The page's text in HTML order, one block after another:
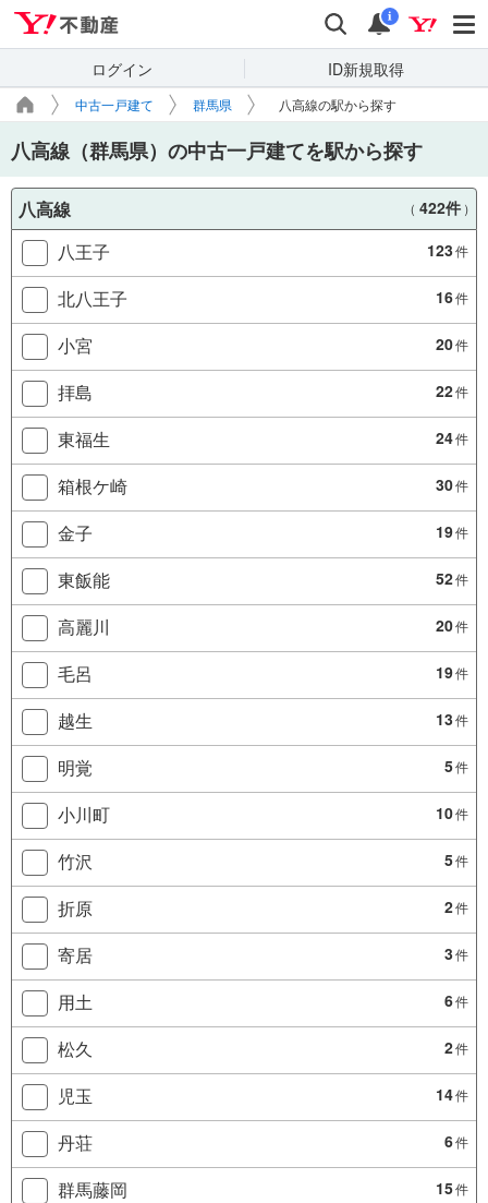
検索 通知
i
ログイン ID新規取得
中古一戸建て 群馬県 八高線の駅から探す
八高線（群馬県）の中古一戸建てを駅から探す
八高線 （ 422件 ）
八王子 123件
北八王子 16件
小宮 20件
拝島 22件
東福生 24件
箱根ケ崎 30件
金子 19件
東飯能 52件
高麗川 20件
毛呂 19件
越生 13件
明覚 5件
小川町 10件
竹沢 5件
折原 2件
寄居 3件
用土 6件
松久 2件
児玉 14件
丹荘 6件
群馬藤岡 15件